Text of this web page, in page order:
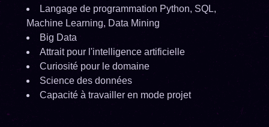
Langage de programmation Python, SQL,
Machine Learning, Data Mining
Big Data
Attrait pour l'intelligence artificielle
Curiosité pour le domaine
Science des données
Capacité à travailler en mode projet